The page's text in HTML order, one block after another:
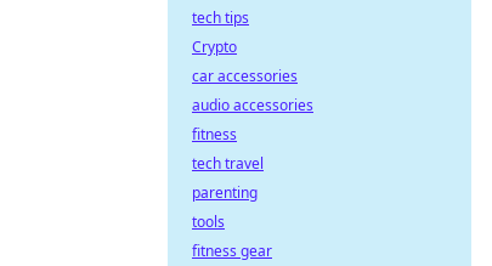
tech tips
Crypto
car accessories
audio accessories
fitness
tech travel
parenting
tools
fitness gear